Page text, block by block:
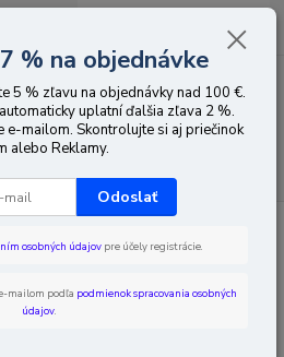
Menu
0,00 EUR
(pozemná +
% na objednávke
5 % zľavu na objednávky nad 100 €.
uplatní ďalšia zľava 2 %.
e-mailom. Skontrolujte si aj priečinok
alebo Reklamy.
Odoslať
osobných údajov pre účely registrácie.
mailom podľa podmienok spracovania osobných
údajov.